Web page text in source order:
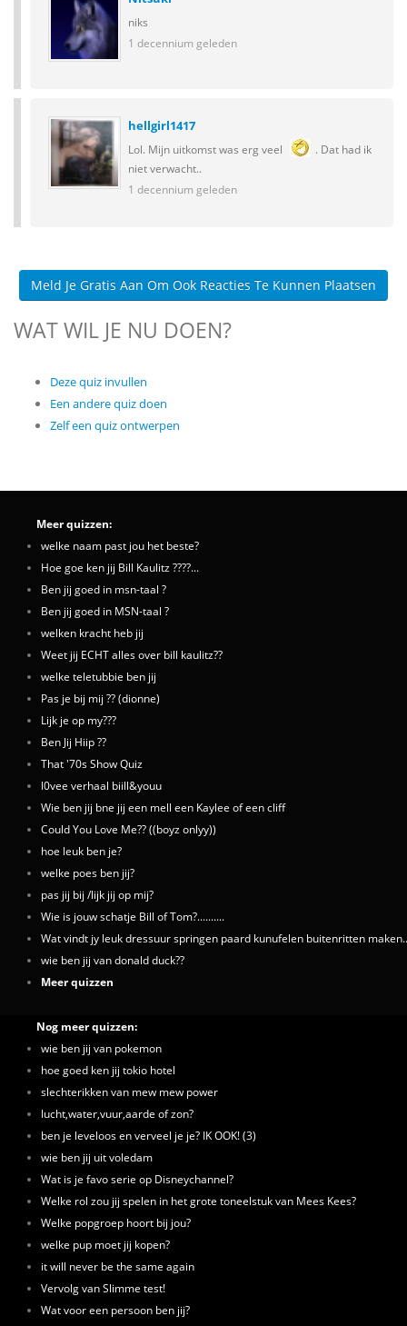
niks
1 decennium geleden
hellgirl1417
Lol. Mijn uitkomst was erg veel
. Dat had ik
niet verwacht..
1 decennium geleden
Meld Je Gratis Aan Om Ook Reacties Te Kunnen Plaatsen
WAT WIL JE NU DOEN?
Deze quiz invullen
Een andere quiz doen
Zelf een quiz ontwerpen
Meer quizzen:
welke naam past jou het beste?
Hoe goe ken jij Bill Kaulitz ????...
Ben jij goed in msn-taal ?
Ben jij goed in MSN-taal ?
welken kracht heb jij
Weet jij ECHT alles over bill kaulitz??
welke teletubbie ben jij
Pas je bij mij ?? (dionne)
Lijk je op my???
Ben Jij Hiip ??
That '70s Show Quiz
l0vee verhaal biill&youu
Wie ben jij bne jij een mell een Kaylee of een cliff
Could You Love Me?? ((boyz onlyy))
hoe leuk ben je?
welke poes ben jij?
pas jij bij /lijk jij op mij?
Wie is jouw schatje Bill of Tom?..........
Wat vindt jy leuk dressuur springen paard kunufelen buitenritten
wie ben jij van donald duck??
Meer quizzen
Nog meer quizzen:
wie ben jij van pokemon
hoe goed ken jij tokio hotel
slechterikken van mew mew power
lucht,water,vuur,aarde of zon?
ben je leveloos en verveel je je? IK OOK! (3)
wie ben jij uit voledam
Wat is je favo serie op Disneychannel?
Welke rol zou jij spelen in het grote toneelstuk van Mees Kees?
Welke popgroep hoort bij jou?
welke pup moet jij kopen?
it will never be the same again
Vervolg van Slimme test!
Wat voor een persoon ben jij?